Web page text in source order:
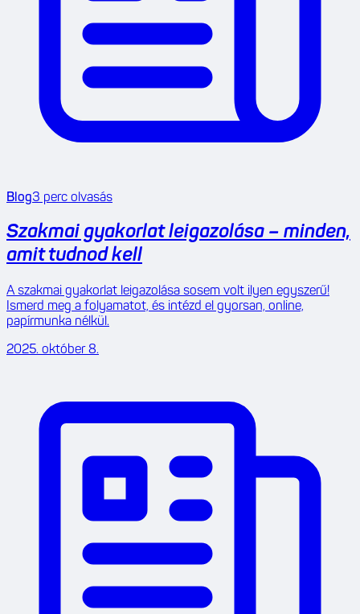
Blog3 perc olvasás
Szakmai gyakorlat leigazolása – minden,
amit tudnod kell
A szakmai gyakorlat leigazolása sosem volt ilyen egyszerű!
Ismerd meg a folyamatot, és intézd el gyorsan, online,
papírmunka nélkül.
2025. október 8.